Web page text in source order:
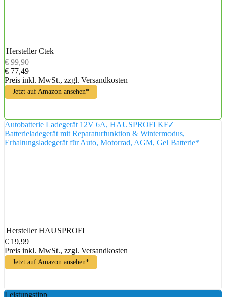
Hersteller Ctek
€ 99,90
€ 77,49
Preis inkl. MwSt., zzgl. Versandkosten
Jetzt auf Amazon ansehen*
Autobatterie Ladegerät 12V 6A, HAUSPROFI KFZ
Batterieladegerät mit Reparaturfunktion & Wintermodus,
Erhaltungsladegerät für Auto, Motorrad, AGM, Gel Batterie*
Hersteller HAUSPROFI
€ 19,99
Preis inkl. MwSt., zzgl. Versandkosten
Jetzt auf Amazon ansehen*
Leistungstipp